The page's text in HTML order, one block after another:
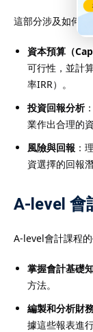
這部分涉及如何基
資本預算（
可行性，並計
率IRR）。
投資回報分析
業作出合理的
風險與回報 ：
資選擇的回報潛
A-level 會
A-level會計課程的
掌握會計基礎
方法。
編製和分析財
據這些報表進